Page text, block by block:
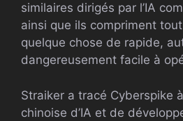
similaires dirigés par l’IA
ainsi que ils compriment
quelque chose de rapide,
dangereusement facile à
Straiker a tracé Cyberspike
chinoise d’IA et de